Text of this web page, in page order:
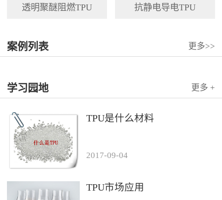
透明聚醚阻燃TPU 抗静电导电TPU
案例列表 更多>>
学习园地 更多 +
TPU是什么材料
2017-09-04
TPU市场应用